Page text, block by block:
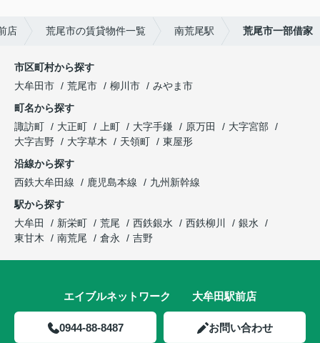
店 荒尾市の賃貸物件一覧 南荒尾駅 荒尾市一部借家
市区町村から探す
大牟田市
荒尾市 柳川市
みやま市
町名から探す
諏訪町
大正町 上町 大字手鎌 原万田
大字宮部
大字吉野
大字草木 天領町
東屋形
沿線から探す
西鉄大牟田線
鹿児島本線
九州新幹線
駅から探す
大牟田
新栄町 荒尾 西鉄銀水 西鉄柳川
銀水
東甘木
南荒尾 倉永 吉野
エイブルネットワーク 大牟田駅前店
0944-88-8487 お問い合わせ